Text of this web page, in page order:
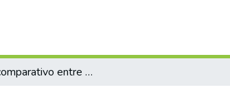
Análisis comparativo entre pavimentos flexibles con el uso de geomallas multiaxiales en la Carretera Jantha Huencalla Distrito de Plateria